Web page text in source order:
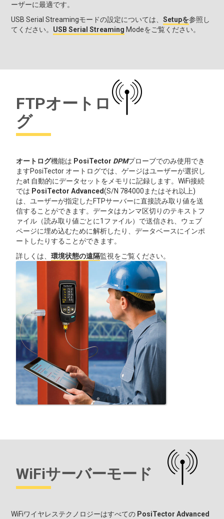
ーザーに最適です。
USB Serial Streamingモードの設定については、Setupを参照し
てください。 USB Serial Streaming Modeをご覧ください。
FTPオートロ
グ
オートログ機能は PosiTector DPMプローブでのみ使用でき
ますPosiTector オートログでは、ゲージはユーザーが選択し
たat 自動的にデータセットをメモリに記録します。WiFi接続
では PosiTector Advanced(S/N 784000またはそれ以上)
は、ユーザーが指定したFTPサーバーに直接読み取り値を送
信することができます。データはカンマ区切りのテキストフ
ァイル（読み取り値ごとに1ファイル）で送信され、ウェブ
ページに埋め込むために解析したり、データベースにインポ
ートしたりすることができます。
詳しくは、環境状態の遠隔監視をご覧ください。
WiFiサーバーモード
WiFiワイヤレステクノロジーはすべての PosiTector Advanced